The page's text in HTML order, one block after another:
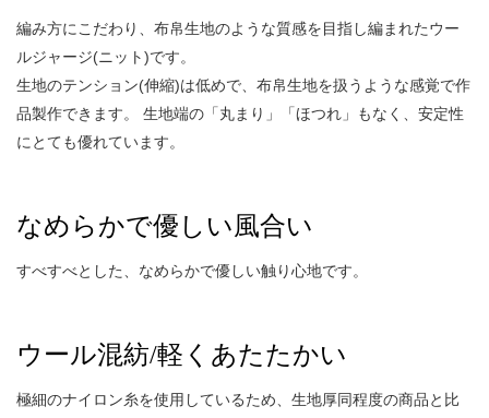
編み方にこだわり、布帛生地のような質感を目指し編まれたウー
ルジャージ(ニット)です。
生地のテンション(伸縮)は低めで、布帛生地を扱うような感覚で作
品製作できます。 生地端の「丸まり」「ほつれ」もなく、安定性
にとても優れています。
なめらかで優しい風合い
すべすべとした、なめらかで優しい触り心地です。
ウール混紡/軽くあたたかい
極細のナイロン糸を使用しているため、生地厚同程度の商品と比